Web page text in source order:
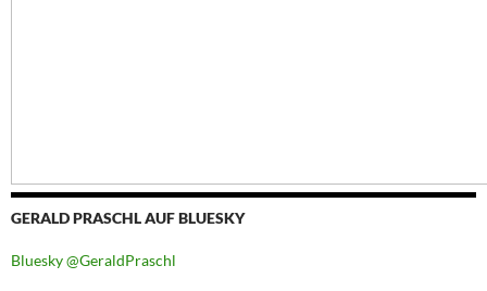
GERALD PRASCHL AUF BLUESKY
Bluesky @GeraldPraschl